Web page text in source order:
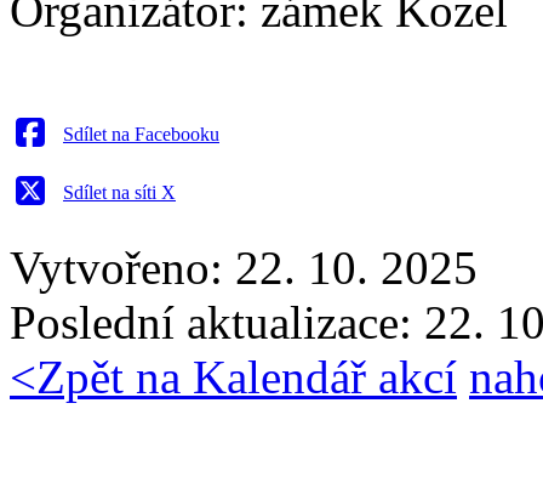
Sdílet na Facebooku
Sdílet na síti X
Vytvořeno: 22. 10. 2025
Poslední aktualizace: 22.
<Zpět na Kalendář akcí